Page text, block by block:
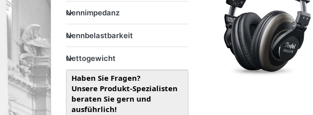
Nennimpedanz
Nennimpedanz
Nennbelastbarkeit
Nennbelastbarkeit
Nettogewicht
Nettogewicht
Haben Sie Fragen?
Unsere Produkt-Spezialisten
beraten Sie gern und
ausführlich!